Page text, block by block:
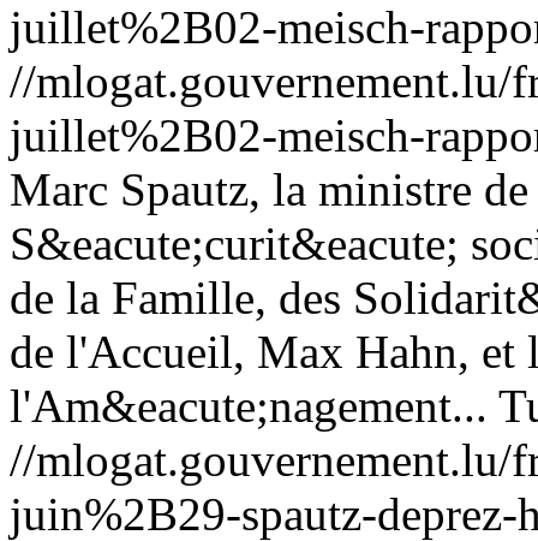
juillet%2B02-meisch-
//mlogat.gouvernement.lu/
juillet%2B02-meisch-
Marc Spautz, la ministre
S&eacute;curit&eacute;
de la Famille, des
de l'Accueil, Max Hahn, et
l'Am&eacute;nagement...
//mlogat.gouvernement.lu/
juin%2B29-spautz-deprez-